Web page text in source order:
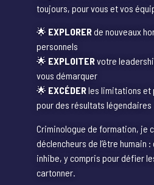
toujours, pour vous et vos
🌟 EXPLORERde nouveaux
personnels
🌟 EXPLOITERvotre
vous démarquer
🌟 EXCÉDERles limitations et
pour des résultats légendaires
Criminologue de formation, je
déclencheurs de l’être humain
inhibe, y compris pour défier
cartonner.